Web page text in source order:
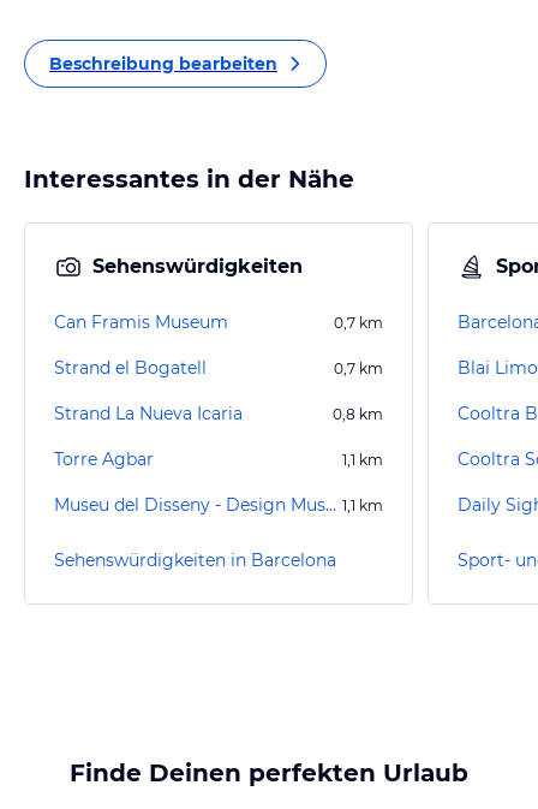
Beschreibung bearbeiten
Interessantes in der Nähe
Sehenswürdigkeiten
Can Framis Museum 0,7 km
Strand el Bogatell 0,7 km
Strand La Nueva Icaria 0,8 km
Torre Agbar 1,1 km
Museu del Disseny - Design Museum Barcelona 1,1 km
Sehenswürdigkeiten in Barcelona
Blai
Finde Deinen perfekten Urlaub